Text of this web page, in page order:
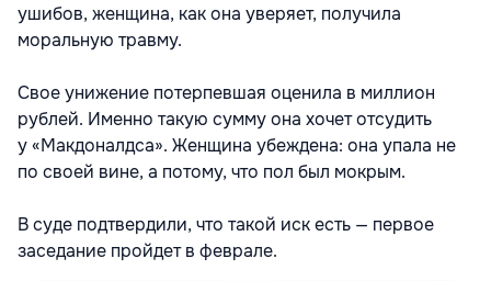
ушибов, женщина, как она уверяет, получила
моральную травму.
Свое унижение потерпевшая оценила в миллион
рублей. Именно такую сумму она хочет отсудить
у «Макдоналдса». Женщина убеждена: она упала не
по своей вине, а потому, что пол был мокрым.
В суде подтвердили, что такой иск есть — первое
заседание пройдет в феврале.